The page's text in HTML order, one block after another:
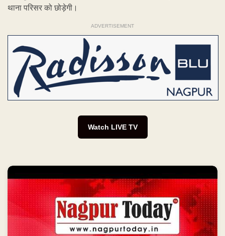
थाना परिसर को छोड़ेगी।
ADVERTISEMENT
Watch LIVE TV